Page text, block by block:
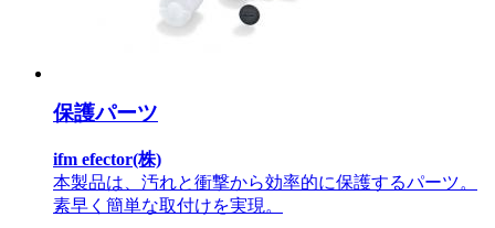
保護パーツ
ifm efector(株)
本製品は、汚れと衝撃から効率的に保護するパーツ。
素早く簡単な取付けを実現。